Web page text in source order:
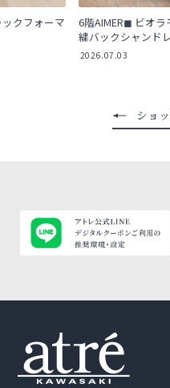
クフォーマ
6階AIMER◼︎ ビオ
繍バックシャンド
2026.07.03
ショ